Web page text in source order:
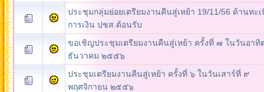
ประชุมกลุ่มย่อยเตรียมงานคืนสู่เหย้า 19/11/56 ด้านทะ
การเงิน ปชส.ต้อนรับ
ขอเชิญประชุมเตรียมงานคืนสู่เหย้า ครั้งที่ ๗ ในวันอาทิ
ธันวาคม ๒๕๕๖
ประชุมเตรียมงานคืนสู่เหย้า ครั้งที่ ๖ ในวันเสาร์ที่ ๙
พฤศจิกายน ๒๕๕๖